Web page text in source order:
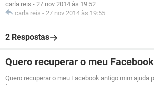
carla reis - 27 nov 2014 às 19:52
carla reis - 27 nov 2014 às 19:55
2 Respostas
Quero recuperar o meu
Quero recuperar o meu Facebook antigo mim ajuda